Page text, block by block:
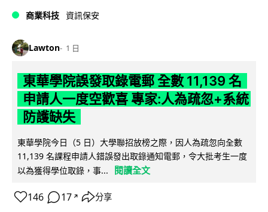
商業科技 資訊保安
Lawton 1 日
東華學院誤發取錄電郵 全數 11,139 名
申請人一度空歡喜 專家:人為疏忽+系統
防護缺失
東華學院今日（5 日）大學聯招放榜之際，因人為疏忽向全數
11,139 名課程申請人錯誤發出取錄通知電郵，令大批考生一度
以為獲得學位取錄，事...
閱讀全文
146 17 ↗ 分享